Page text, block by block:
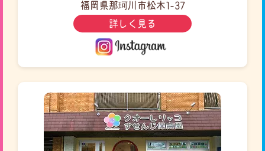
福岡県那珂川市松木1-37
詳しく見る